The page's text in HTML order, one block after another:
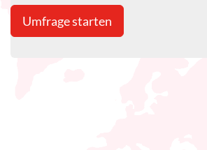
Umfrage starten